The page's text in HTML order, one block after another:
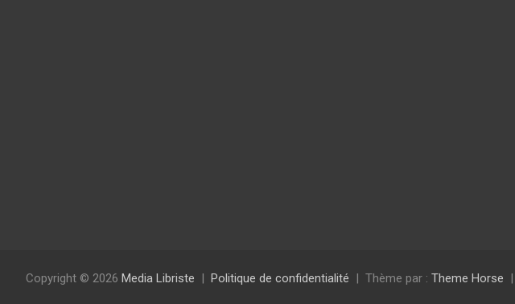
Copyright © 2026 Media Libriste Politique de confidentialité Thème par : Theme Horse